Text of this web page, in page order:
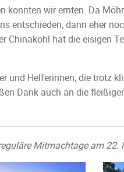
konnten wir ernten. Da
entschieden, dann eher
Chinakohl hat die eisigen
und Helferinnen, die trotz
Dank auch an die
Mitmachtage am 22.